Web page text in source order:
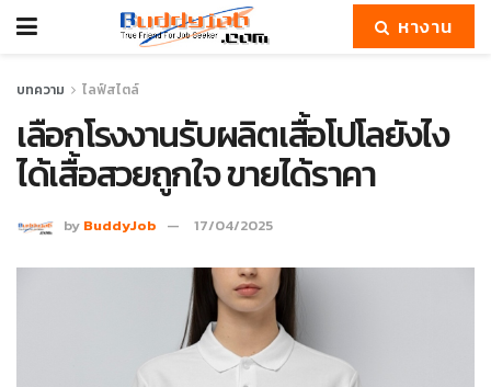
หางาน
บทความ ไลฟ์สไตล์
เลือกโรงงานรับผลิตเสื้อโปโลยังไง
ได้เสื้อสวยถูกใจ ขายได้ราคา
by BuddyJob 17/04/2025